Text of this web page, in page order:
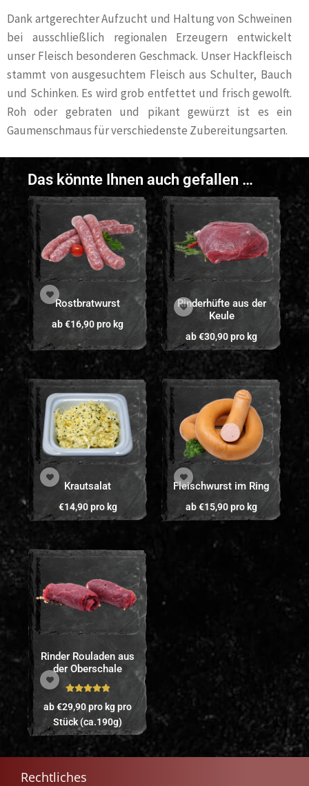
Dank artgerechter Aufzucht und Haltung von Schweinen
bei ausschließlich regionalen Erzeugern entwickelt
unser Fleisch besonderen Geschmack. Unser Hackfleisch
stammt von ausgesuchtem Fleisch aus Schulter, Bauch
und Schinken. Es wird grob entfettet und frisch gewolft.
Roh oder gebraten und pikant gewürzt ist es ein
Gaumenschmaus für verschiedenste Zubereitungsarten.
Das könnte Ihnen auch gefallen …
Rostbratwurst
ab€16,90pro kg
Rinderhüfte aus der
Keule
ab€30,90pro kg
Krautsalat
€14,90pro kg
Fleischwurst im Ring
ab€15,90pro kg
Rinder Rouladen aus
der Oberschale
Bewertet mit
5.00von 5
ab€29,90pro kgpro
Stück (ca.190g)
Rechtliches